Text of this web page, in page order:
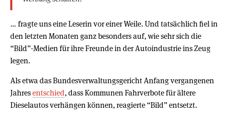
… fragte uns eine Leserin vor einer Weile. Und tatsächlich fiel in
den letzten Monaten ganz besonders auf, wie sehr sich die
“Bild”-Medien für ihre Freunde in der Autoindustrie ins Zeug
legen.
Als etwa das Bundesverwaltungsgericht Anfang vergangenen
Jahresentschied, dass Kommunen Fahrverbote für ältere
Dieselautos verhängen können, reagierte “Bild” entsetzt.